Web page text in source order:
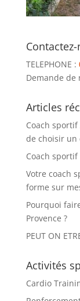
TELEPHONE :
Demande de
Articles
Coach
de choisir un
Coach
Votre coach
forme sur
Pourquoi
Provence ?
PEUT ON
Activités
Cardio